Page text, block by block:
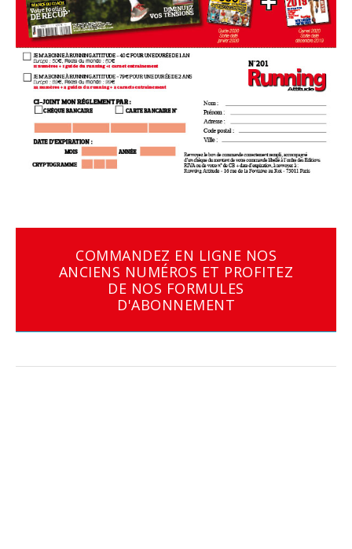
COMMANDEZ EN LIGNE NOS
ANCIENS NUMÉROS ET PROFITEZ
DE NOS FORMULES
D'ABONNEMENT